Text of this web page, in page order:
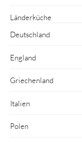
Länderküche
Deutschland
England
Griechenland
Italien
Polen